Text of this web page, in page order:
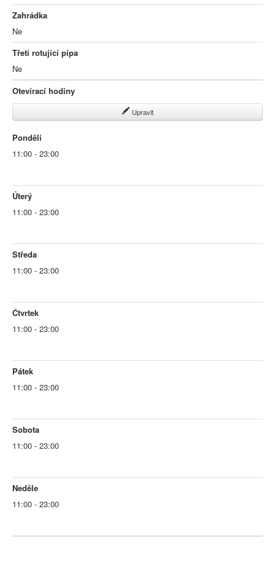
Zahrádka
Ne
Třetí rotující pípa
Ne
Otevírací hodiny
Upravit
Pondělí
11:00 - 23:00
Úterý
11:00 - 23:00
Středa
11:00 - 23:00
Čtvrtek
11:00 - 23:00
Pátek
11:00 - 23:00
Sobota
11:00 - 23:00
Neděle
11:00 - 23:00